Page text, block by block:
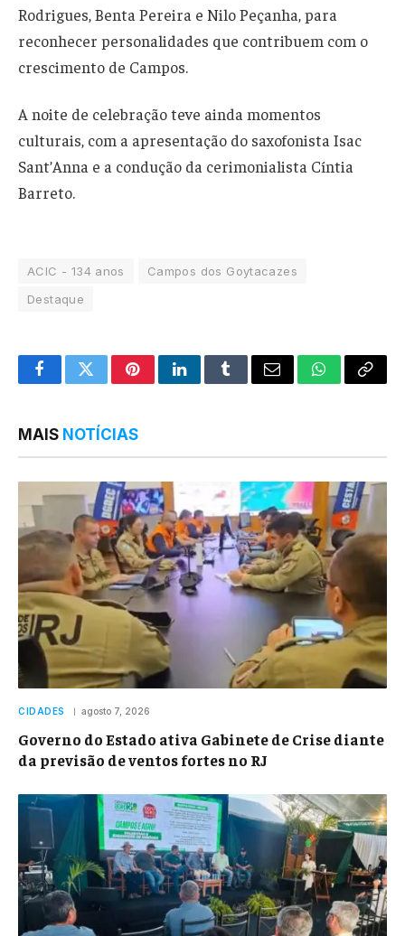
Rodrigues, Benta Pereira e Nilo Peçanha, para
reconhecer personalidades que contribuem com o
crescimento de Campos.
A noite de celebração teve ainda momentos
culturais, com a apresentação do saxofonista Isac
Sant’Anna e a condução da cerimonialista Cíntia
Barreto.
ACIC - 134 anos
Campos dos Goytacazes
Destaque
FacebookTwitterPinterestLinkedInTumblrEmail WhatsApp
Copy
MAIS NOTÍCIAS
CIDADES agosto 7, 2026
Governo do Estado ativa Gabinete de Crise diante
da previsão de ventos fortes no RJ